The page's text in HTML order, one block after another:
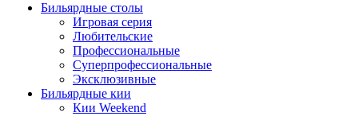
Бильярдные столы
Игровая серия
Любительские
Профессиональные
Суперпрофессиональные
Эксклюзивные
Бильярдные кии
Кии Weekend